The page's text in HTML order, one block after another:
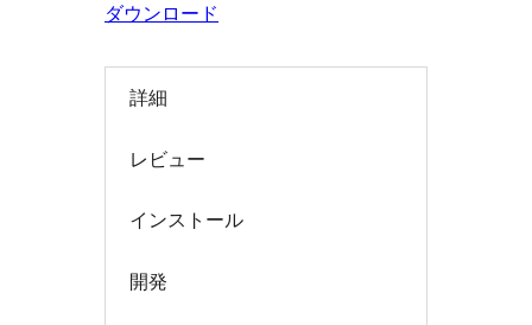
ダウンロード
詳細
レビュー
インストール
開発